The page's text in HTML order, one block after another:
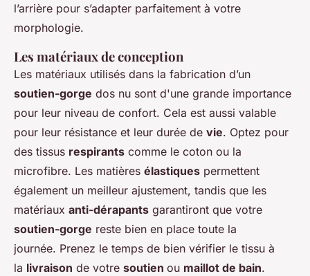
l’arrière pour s’adapter parfaitement à votre
morphologie.
Les matériaux de conception
Les matériaux utilisés dans la fabrication d’un
soutien-gorge dos nu sont d'une grande importance
pour leur niveau de confort. Cela est aussi valable
pour leur résistance et leur durée de vie. Optez pour
des tissus respirants comme le coton ou la
microfibre. Les matières élastiques permettent
également un meilleur ajustement, tandis que les
matériaux anti-dérapants garantiront que votre
soutien-gorge reste bien en place toute la
journée. Prenez le temps de bien vérifier le tissu à
la livraison de votre soutien ou maillot de bain.